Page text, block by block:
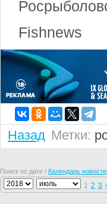
Fishnews
Назад Метки:
Поиск по дате / Календарь
1 2 3